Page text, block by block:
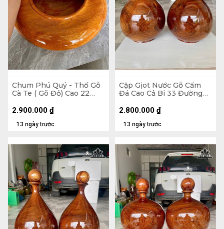
Chum Phú Quý - Thố Gỗ
Cà Te ( Gõ Đỏ) Cao 22
13 ngày trước
2.900.000 ₫
Cặp Gịot Nước Gỗ Cẩm
Đá Cao Cả Bi 33 Đường
13 ngày trước
2.800.000 ₫